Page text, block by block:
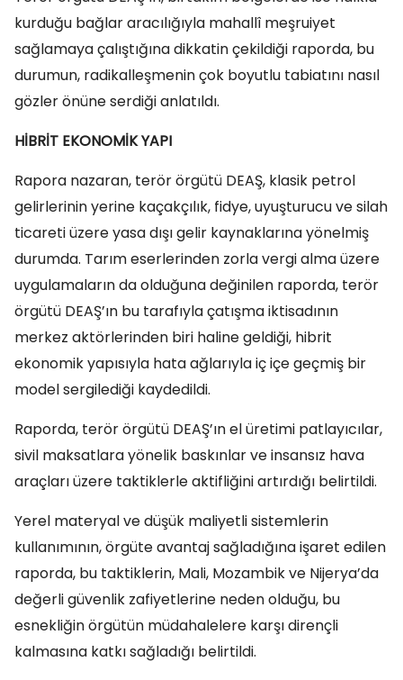
kurduğu bağlar aracılığıyla mahallî meşruiyet
sağlamaya çalıştığına dikkatin çekildiği raporda, bu
durumun, radikalleşmenin çok boyutlu tabiatını nasıl
gözler önüne serdiği anlatıldı.
HİBRİT EKONOMİK YAPI
Rapora nazaran, terör örgütü DEAŞ, klasik petrol
gelirlerinin yerine kaçakçılık, fidye, uyuşturucu ve silah
ticareti üzere yasa dışı gelir kaynaklarına yönelmiş
durumda. Tarım eserlerinden zorla vergi alma üzere
uygulamaların da olduğuna değinilen raporda, terör
örgütü DEAŞ’ın bu tarafıyla çatışma iktisadının
merkez aktörlerinden biri haline geldiği, hibrit
ekonomik yapısıyla hata ağlarıyla iç içe geçmiş bir
model sergilediği kaydedildi.
Raporda, terör örgütü DEAŞ’ın el üretimi patlayıcılar,
sivil maksatlara yönelik baskınlar ve insansız hava
araçları üzere taktiklerle aktifliğini artırdığı belirtildi.
Yerel materyal ve düşük maliyetli sistemlerin
kullanımının, örgüte avantaj sağladığına işaret edilen
raporda, bu taktiklerin, Mali, Mozambik ve Nijerya’da
değerli güvenlik zafiyetlerine neden olduğu, bu
esnekliğin örgütün müdahalelere karşı dirençli
kalmasına katkı sağladığı belirtildi.